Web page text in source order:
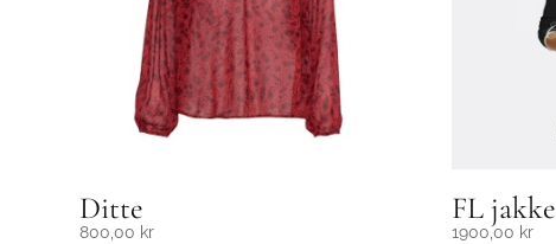
Ditte
800,00 kr
FL jakke
1900,00 kr